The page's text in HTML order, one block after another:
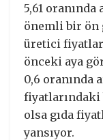
5,61 oranında
önemli bir ön
üretici
önceki aya
0,6 oranında
fiyatlarındaki
olsa gıda
yansıyor.